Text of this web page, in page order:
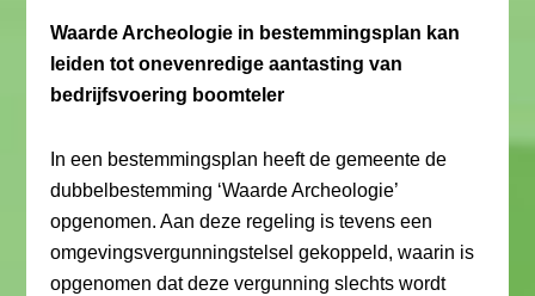
Waarde Archeologie in bestemmingsplan kan
leiden tot onevenredige aantasting van
bedrijfsvoering boomteler
In een bestemmingsplan heeft de gemeente de
dubbelbestemming ‘Waarde Archeologie’
opgenomen. Aan deze regeling is tevens een
omgevingsvergunningstelsel gekoppeld, waarin is
opgenomen dat deze vergunning slechts wordt